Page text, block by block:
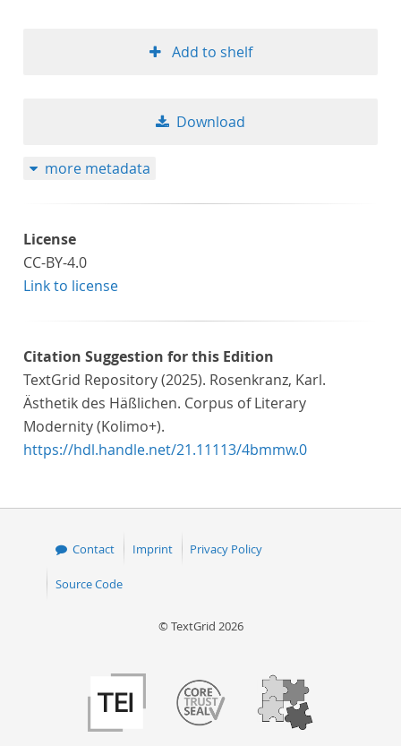
Add to shelf
Download
more metadata
License
CC-BY-4.0
Link to license
Citation Suggestion for this Edition
TextGrid Repository (2025). Rosenkranz, Karl.
Ästhetik des Häßlichen. Corpus of Literary
Modernity (Kolimo+).
https://hdl.handle.net/21.11113/4bmmw.0
Contact Imprint Privacy Policy
Source Code
© TextGrid 2026